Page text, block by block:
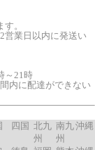
。
業日以内に発送い
～21時
内に配達ができない
四国 北九
州
南九
州
沖縄